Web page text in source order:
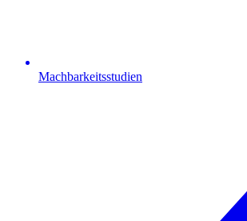
Machbarkeitsstudien